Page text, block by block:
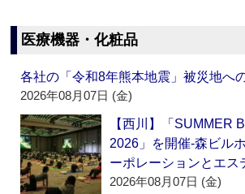
医療機器・化粧品
各社の「令和8年熊本地震」被災地へ
2026年08月07日 (金)
【西川】「SUMMER
2026」を開催‐森ビル
ーポレーションとエ
2026年08月07日 (金)